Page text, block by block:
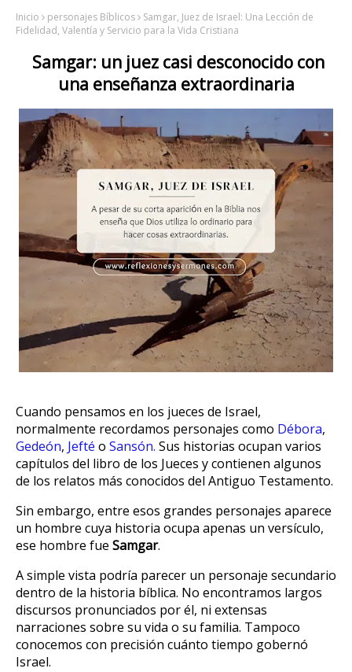
Inicio personajes Bíblicos
Samgar, Juez de Israel: Una Lección de
Fidelidad, Valentía y Servicio para la Vida Cristiana
Samgar: un juez casi desconocido con
una enseñanza extraordinaria
Cuando pensamos en los jueces de Israel,
normalmente recordamos personajes como Débora,
Gedeón, Jefté o Sansón. Sus historias ocupan varios
capítulos del libro de los Jueces y contienen algunos
de los relatos más conocidos del Antiguo Testamento.
Sin embargo, entre esos grandes personajes aparece
un hombre cuya historia ocupa apenas un versículo,
ese hombre fue Samgar.
A simple vista podría parecer un personaje secundario
dentro de la historia bíblica. No encontramos largos
discursos pronunciados por él, ni extensas
narraciones sobre su vida o su familia. Tampoco
conocemos con precisión cuánto tiempo gobernó
Israel.